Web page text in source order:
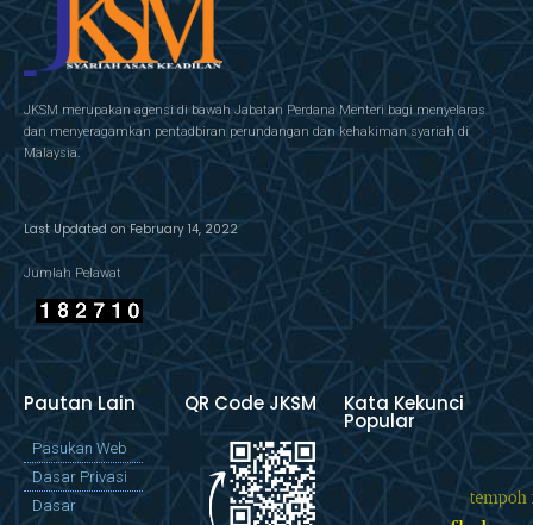
JKSM merupakan agensi di bawah Jabatan Perdana Menteri bagi menyelaras
dan menyeragamkan pentadbiran perundangan dan kehakiman syariah di
Malaysia.
Last Updated on February 14, 2022
Jumlah Pelawat
Pautan Lain
Pasukan Web
Dasar Privasi
Dasar
QR Code JKSM Kata Kekunci
Popular